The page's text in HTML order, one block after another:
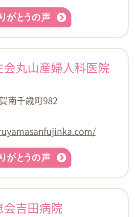
丸山産婦人科医院
南千歳町982
吉田病院